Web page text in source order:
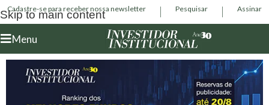
Skip to main content
Cadastre-se para receber nossa newsletter Pesquisar Assinar
Menu